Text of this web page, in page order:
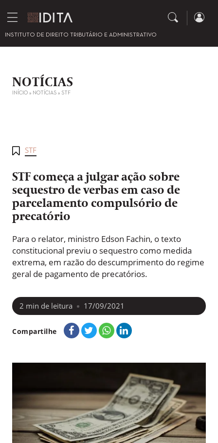
INSTITUTO DE DIREITO TRIBUTÁRIO E ADMINISTRATIVO
NOTÍCIAS
INÍCIO » NOTÍCIAS » STF
STF
STF começa a julgar ação sobre
sequestro de verbas em caso de
parcelamento compulsório de
precatório
Para o relator, ministro Edson Fachin, o texto
constitucional previu o sequestro como medida
extrema, em razão do descumprimento do regime
geral de pagamento de precatórios.
2 min de leitura 17/09/2021
Compartilhe